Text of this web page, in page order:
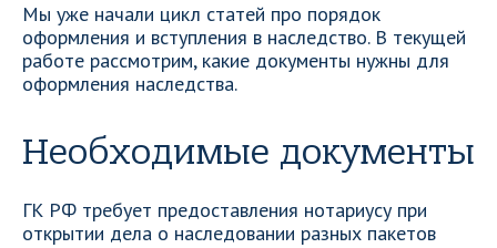
Мы уже начали цикл статей про порядок
оформления и вступления в наследство. В текущей
работе рассмотрим, какие документы нужны для
оформления наследства.
Необходимые документы
ГК РФ требует предоставления нотариусу при
открытии дела о наследовании разных пакетов